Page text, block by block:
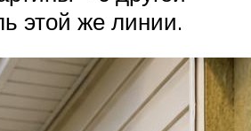
этой же линии.